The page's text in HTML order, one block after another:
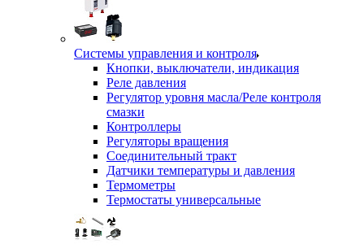
Системы управления и контроля
Кнопки, выключатели, индикация
Реле давления
Регулятор уровня масла/Реле контроля
смазки
Контроллеры
Регуляторы вращения
Соединительный тракт
Датчики температуры и давления
Термометры
Термостаты универсальные